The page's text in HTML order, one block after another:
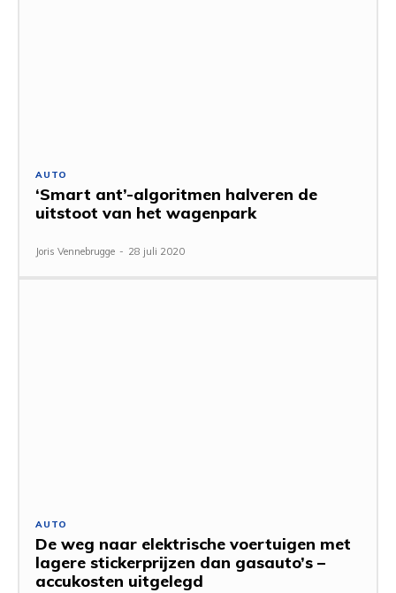
AUTO
‘Smart ant’-algoritmen halveren de
uitstoot van het wagenpark
Joris Vennebrugge - 28 juli 2020
AUTO
De weg naar elektrische voertuigen met
lagere stickerprijzen dan gasauto’s –
accukosten uitgelegd